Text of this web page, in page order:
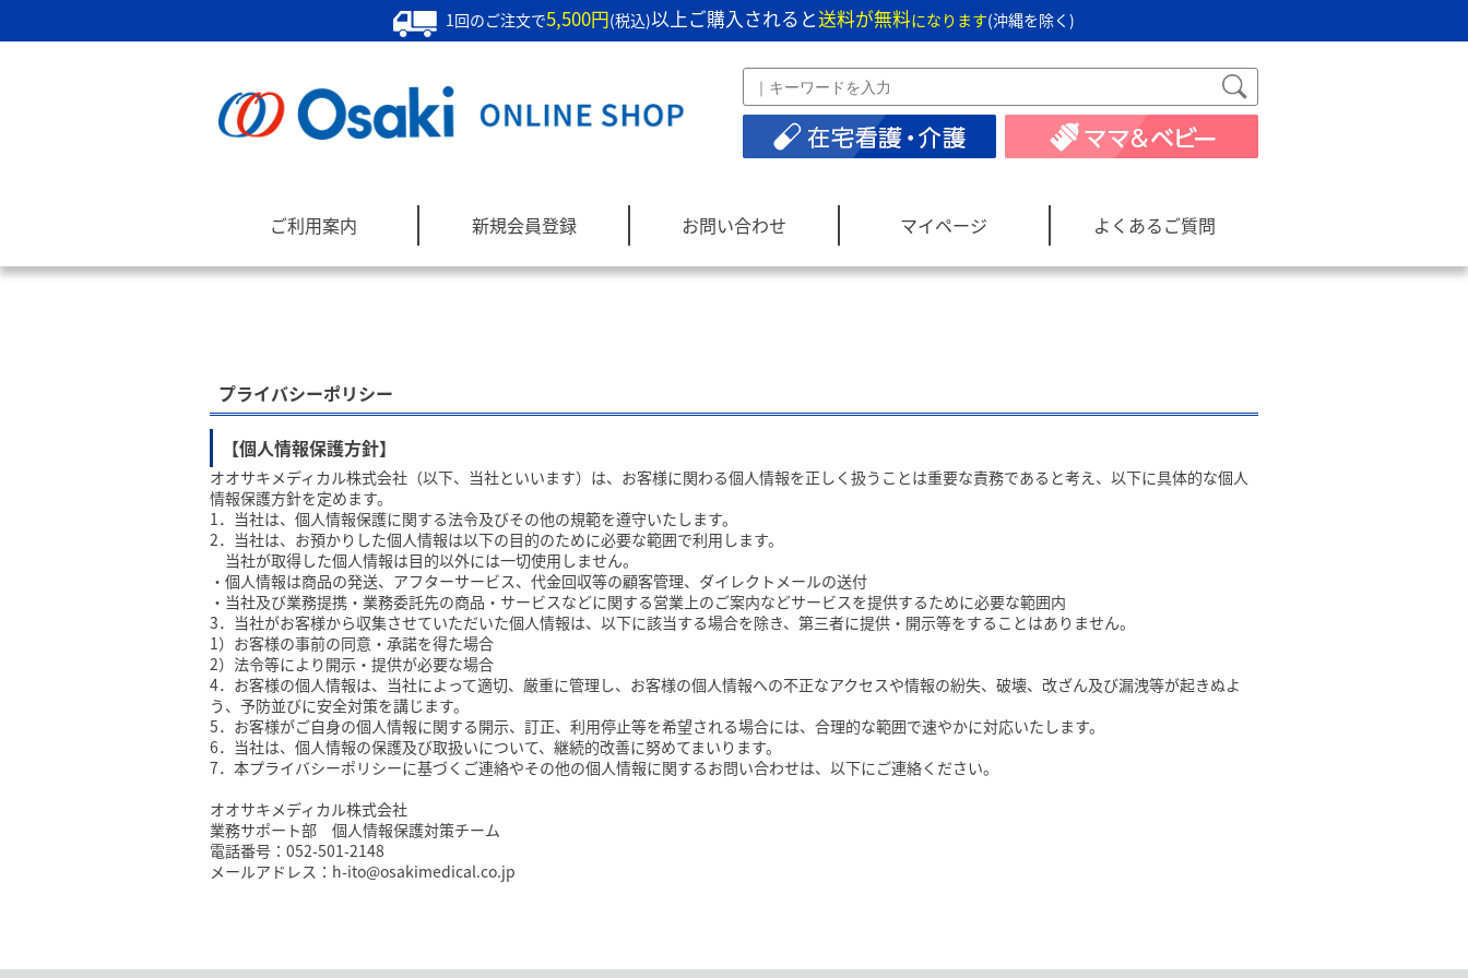
1回のご注文で5,500円(税込)以上ご購入されると送料が無料になります(沖縄を除く)
ご利用案内 新規会員登録 お問い合わせ マイページ よくあるご質問
プライバシーポリシー
【個人情報保護方針】
オオサキメディカル株式会社（以下、当社といいます）は、お客様に関わる個人情報を正しく扱うことは重要な責務であると考え、以下に具体的な個人
情報保護方針を定めます。
1．当社は、個人情報保護に関する法令及びその他の規範を遵守いたします。
2．当社は、お預かりした個人情報は以下の目的のために必要な範囲で利用します。
当社が取得した個人情報は目的以外には一切使用しません。
・個人情報は商品の発送、アフターサービス、代金回収等の顧客管理、ダイレクトメールの送付
・当社及び業務提携・業務委託先の商品・サービスなどに関する営業上のご案内などサービスを提供するために必要な範囲内
3．当社がお客様から収集させていただいた個人情報は、以下に該当する場合を除き、第三者に提供・開示等をすることはありません。
1）お客様の事前の同意・承諾を得た場合
2）法令等により開示・提供が必要な場合
4．お客様の個人情報は、当社によって適切、厳重に管理し、お客様の個人情報への不正なアクセスや情報の紛失、破壊、改ざん及び漏洩等が起きぬよ
う、予防並びに安全対策を講じます。
5．お客様がご自身の個人情報に関する開示、訂正、利用停止等を希望される場合には、合理的な範囲で速やかに対応いたします。
6．当社は、個人情報の保護及び取扱いについて、継続的改善に努めてまいります。
7．本プライバシーポリシーに基づくご連絡やその他の個人情報に関するお問い合わせは、以下にご連絡ください。
オオサキメディカル株式会社
業務サポート部 個人情報保護対策チーム
電話番号：052-501-2148
メールアドレス：h-ito@osakimedical.co.jp